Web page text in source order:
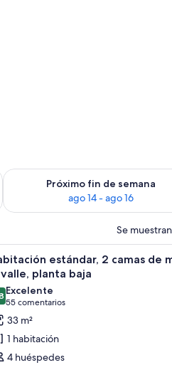
semana, ago 7 - ago 9
Próximo fin de semana
ago 14 - ago 16
Consulta la disponibilidad para
Se
rojas. Un
3
estándar, 2 camas de
planta baja
de 10
Excelente
55 comentarios
(55 comentarios)
33 m²
1 habitación
4 huéspedes